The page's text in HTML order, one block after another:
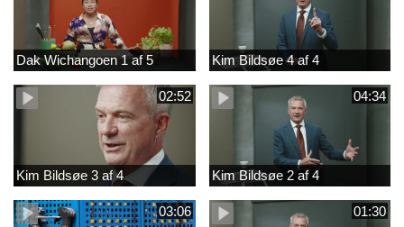
Dak Wichangoen 1 af 5 Kim Bildsøe 4 af 4
02:52
Kim Bildsøe 3 af 4
04:34
Kim Bildsøe 2 af 4
03:06 01:30